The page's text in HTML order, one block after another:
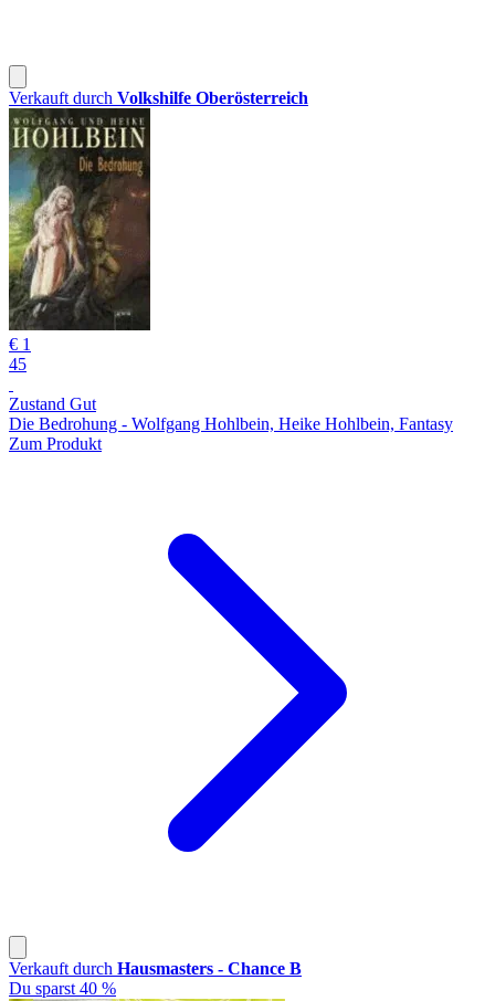
Verkauft durch Volkshilfe Oberösterreich
€ 1
45
Zustand Gut
Die Bedrohung - Wolfgang Hohlbein, Heike Hohlbein, Fantasy
Zum Produkt
Verkauft durch Hausmasters - Chance B
Du sparst 40 %